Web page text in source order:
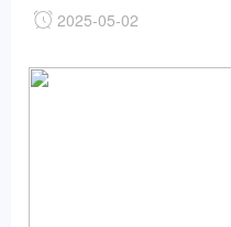
2025-05-02